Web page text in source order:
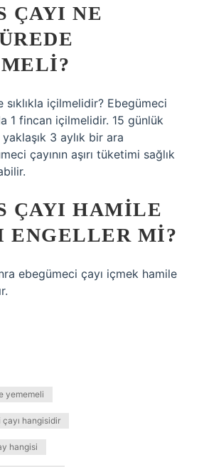
ÇAYI NE
sıklıkla içilmelidir? Ebegümeci
1 fincan içilmelidir. 15 günlük
3 aylık bir ara
çayının aşırı tüketimi sağlık
ÇAYI HAMILE
ENGELLER MI?
ebegümeci çayı içmek hamile
yememeli
hangisidir
hangisi